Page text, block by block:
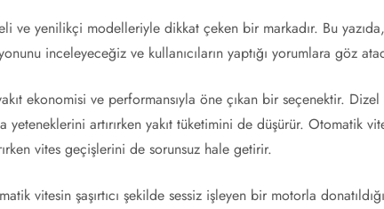
ve yenilikçi modelleriyle dikkat çeken bir markadır. Bu
inceleyeceğiz ve kullanıcıların yaptığı yorumlara göz
ekonomisi ve performansıyla öne çıkan bir seçenektir.
yeteneklerini artırırken yakıt tüketimini de düşürür. Otomatik
vites geçişlerini de sorunsuz hale getirir.
vitesin şaşırtıcı şekilde sessiz işleyen bir motorla